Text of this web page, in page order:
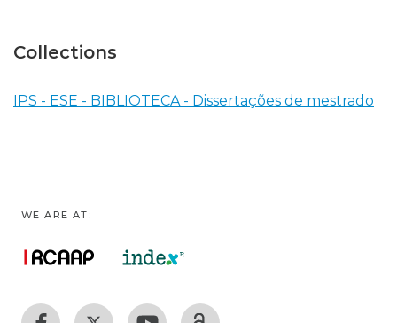
Collections
IPS - ESE - BIBLIOTECA - Dissertações de mestrado
WE ARE AT: